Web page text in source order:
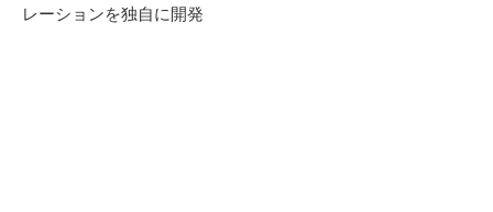
レーションを独自に開発